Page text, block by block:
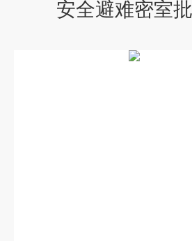
安全避难密室